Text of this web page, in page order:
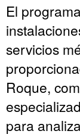
El
servicios
Roque,
para